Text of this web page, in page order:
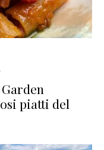
piatti del